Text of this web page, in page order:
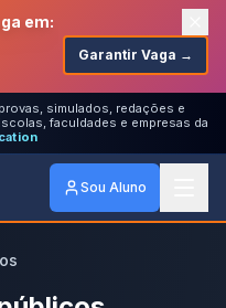
em:
Garantir Vaga →
simulados, redações e
faculdades e empresas da
Sou Aluno